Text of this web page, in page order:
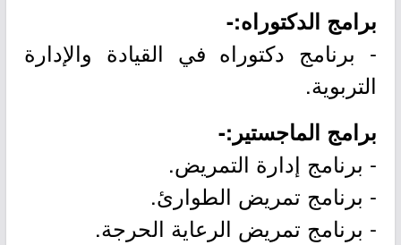
برامج الدكتوراه:-
- برنامج دكتوراه في القيادة والإدارة
التربوية.
برامج الماجستير:-
- برنامج إدارة التمريض.
- برنامج تمريض الطوارئ.
- برنامج تمريض الرعاية الحرجة.